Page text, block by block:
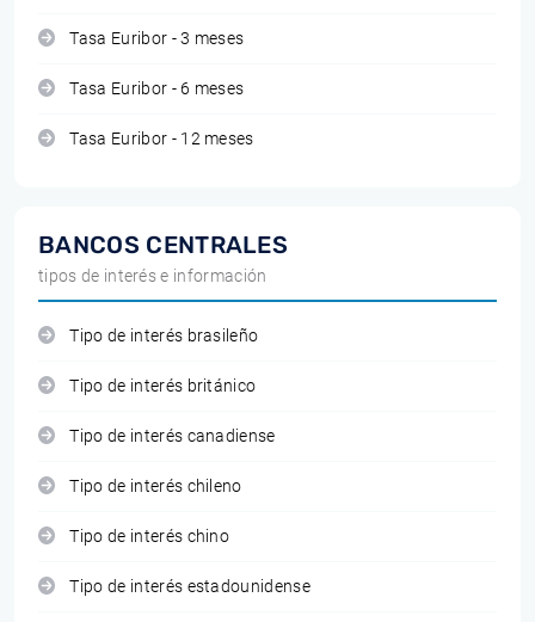
Tasa Euribor - 3 meses
Tasa Euribor - 6 meses
Tasa Euribor - 12 meses
BANCOS CENTRALES
tipos de interés e información
Tipo de interés brasileño
Tipo de interés británico
Tipo de interés canadiense
Tipo de interés chileno
Tipo de interés chino
Tipo de interés estadounidense